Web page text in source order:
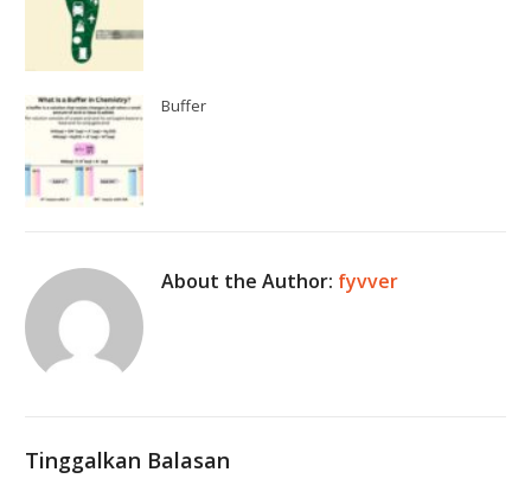
Buffer
About the Author: fyvver
Tinggalkan Balasan